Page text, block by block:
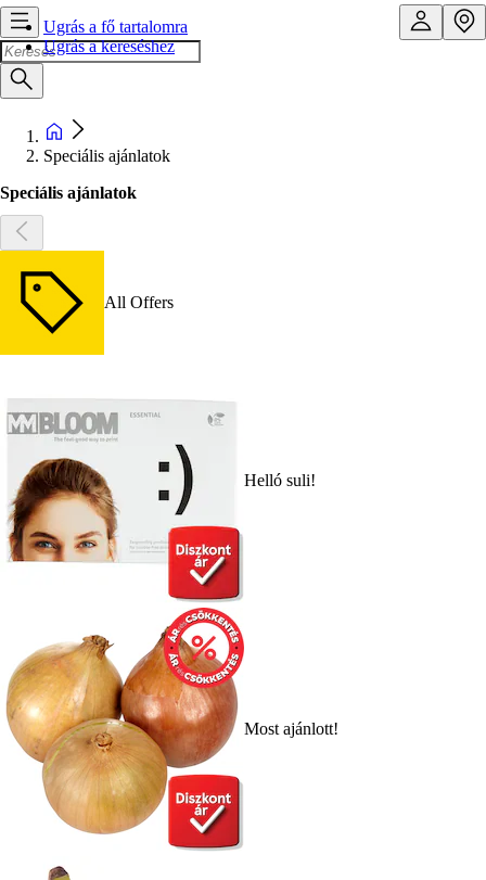
Ugrás a fő tartalomra
Ugrás a kereséshez
Speciális ajánlatok
Speciális ajánlatok
All Offers
Helló suli!
Most ajánlott!